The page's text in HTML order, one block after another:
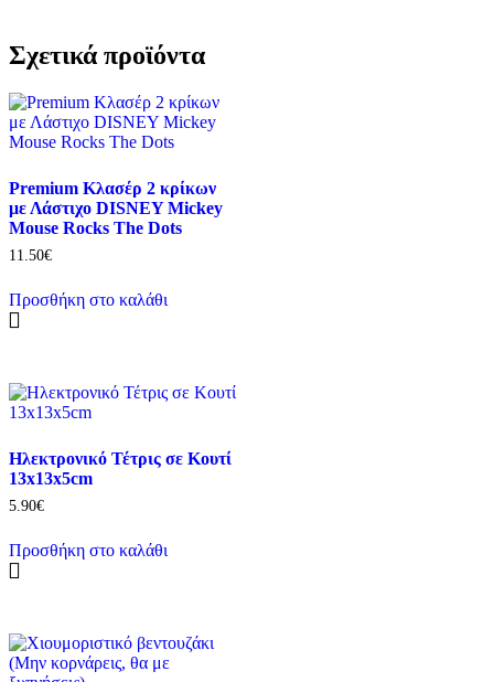
Σχετικά προϊόντα
Premium Κλασέρ 2 κρίκων
με Λάστιχο DISNEY Mickey
Mouse Rocks The Dots
11.50€
Προσθήκη στο καλάθι
Ηλεκτρονικό Τέτρις σε Κουτί
13x13x5cm
5.90€
Προσθήκη στο καλάθι